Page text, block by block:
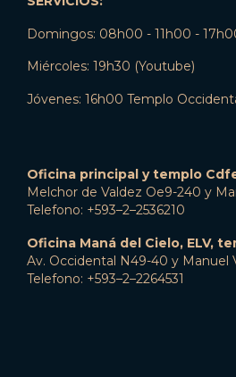
Domingos: 08h00 - 11h00 -
Miércoles: 19h30 (Youtube)
Jóvenes: 16h00 Templo
Oficina principal y templo
Melchor de Valdez Oe9-240 y
Telefono: +593–2–2536210
Oficina Maná del Cielo, ELV,
Av. Occidental N49-40 y Manuel
Telefono: +593–2–2264531